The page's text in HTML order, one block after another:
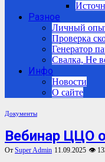
Разное
Личный
Проверка
Генератор
Свалка, Не
Инфо
Новости
О сайте
Документы
Вебинар ЦЦО
От Super Admin 11.09.2025 👁